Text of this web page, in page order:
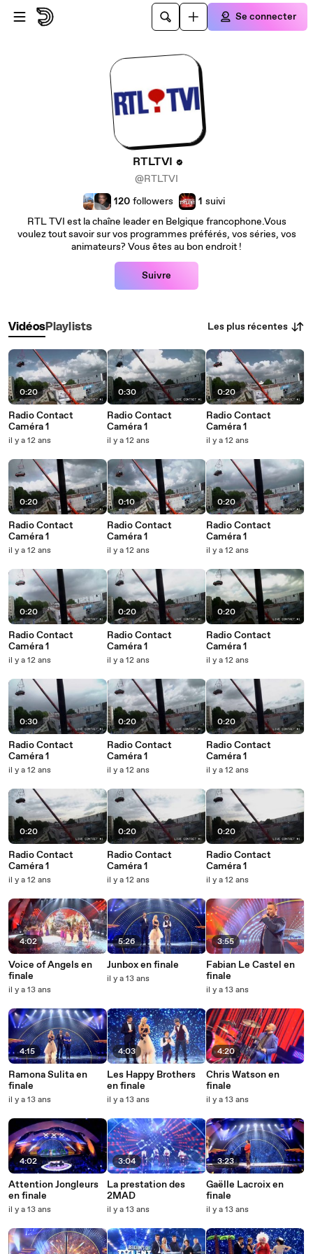
Passer au contenu principal
Se connecter
RTLTVI
@RTLTVI
120 followers 1 suivi
RTL TVI est la chaîne leader en Belgique francophone.Vous
voulez tout savoir sur vos programmes préférés, vos séries, vos
animateurs? Vous êtes au bon endroit !
Suivre
VidéosPlaylists Les plus récentes
0:20
Radio Contact
Caméra 1
il y a 12 ans
0:20
Radio Contact
Caméra 1
il y a 12 ans
0:20
Radio Contact
Caméra 1
il y a 12 ans
0:30
Radio Contact
Caméra 1
il y a 12 ans
0:20
Radio Contact
Caméra 1
il y a 12 ans
4:02
Voice of Angels en
finale
il y a 13 ans
4:15
Ramona Sulita en
finale
il y a 13 ans
4:02
Attention Jongleurs
en finale
il y a 13 ans
0:30
Radio Contact
Caméra 1
il y a 12 ans
0:10
Radio Contact
Caméra 1
il y a 12 ans
0:20
Radio Contact
Caméra 1
il y a 12 ans
0:20
Radio Contact
Caméra 1
il y a 12 ans
0:20
Radio Contact
Caméra 1
il y a 12 ans
5:26
Junbox en finale
il y a 13 ans
4:03
Les Happy Brothers
en finale
il y a 13 ans
3:04
La prestation des
2MAD
il y a 13 ans
0:20
Radio Contact
Caméra 1
il y a 12 ans
0:20
Radio Contact
Caméra 1
il y a 12 ans
0:20
Radio Contact
Caméra 1
il y a 12 ans
0:20
Radio Contact
Caméra 1
il y a 12 ans
0:20
Radio Contact
Caméra 1
il y a 12 ans
3:55
Fabian Le Castel en
finale
il y a 13 ans
4:20
Chris Watson en
finale
il y a 13 ans
3:23
Gaëlle Lacroix en
finale
il y a 13 ans